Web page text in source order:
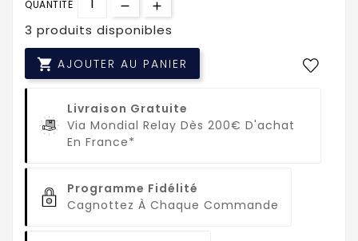
QUANTITÉ
3 produits disponibles
 AJOUTER AU PANIER
Livraison Gratuite
Via Mondial Relay Dès 200€ D'achat
En France*
Programme Fidélité
Cagnottez À Chaque Commande